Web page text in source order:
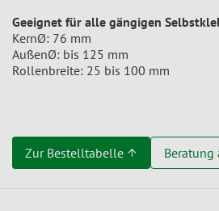
Geeignet für alle gängigen
KernØ: 76 mm
AußenØ: bis 125 mm
Rollenbreite: 25 bis 100 mm
Zur Bestelltabelle ↑ Beratung